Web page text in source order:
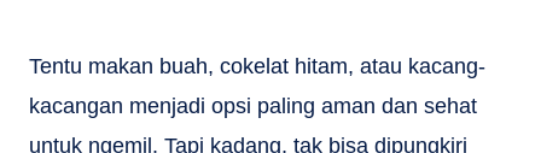
Tentu makan buah, cokelat hitam, atau kacang-
kacangan menjadi opsi paling aman dan sehat
untuk ngemil. Tapi kadang, tak bisa dipungkiri